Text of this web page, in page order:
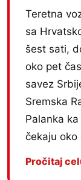
Teretna
sa
šest sati,
oko pet
savez
Sremska
Palanka
čekaju
Pročitaj